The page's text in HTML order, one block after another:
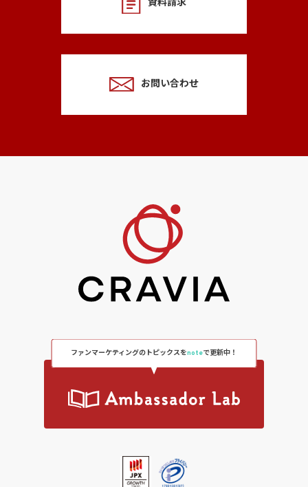
資料請求
お問い合わせ
ファンマーケティングのトピックスをnoteで更新中！